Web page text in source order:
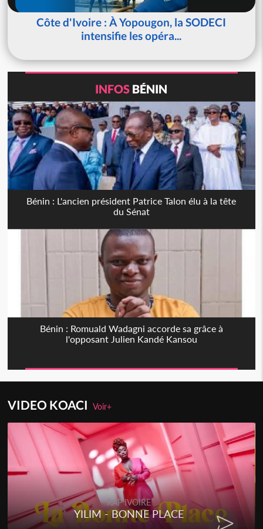
Côte d'Ivoire : À Yopougon, la SODECI
intensifie les opéra...
INFOS BÉNIN
Bénin : L'ancien président Patrice Talon élu à la tête
du Sénat
Bénin : Romuald Wadagni accorde sa grâce à
l'opposant Julien Kandé Kansou
VIDEO KOACIVoir+
RAP IVOIRE
YILIM - BONNE PLACE